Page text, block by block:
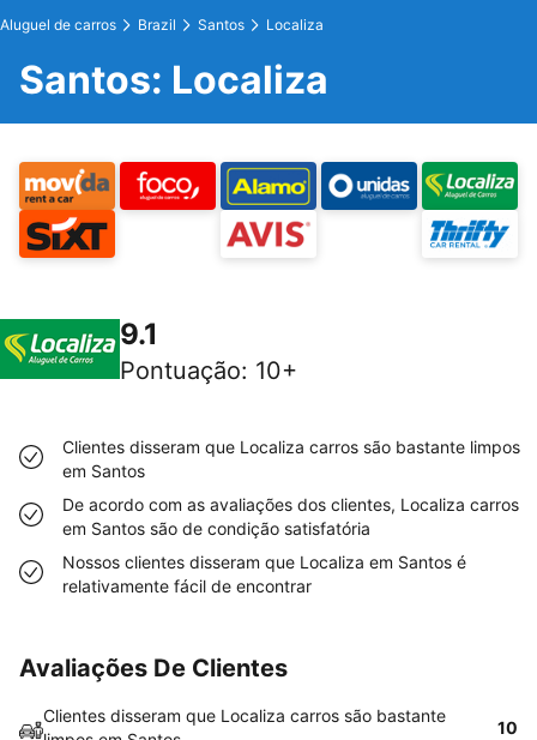
Aluguel de carros Brazil Santos Localiza
Santos: Localiza
9.1
Pontuação: 10+
Clientes disseram que Localiza carros são bastante limpos
em Santos
De acordo com as avaliações dos clientes, Localiza carros
em Santos são de condição satisfatória
Nossos clientes disseram que Localiza em Santos é
relativamente fácil de encontrar
Avaliações De Clientes
Clientes disseram que Localiza carros são bastante
10